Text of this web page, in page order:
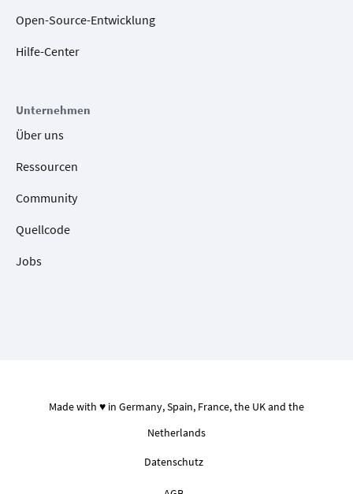
Open-Source-Entwicklung
Hilfe-Center
Unternehmen
Über uns
Ressourcen
Community
Quellcode
Jobs
Made with ♥ in Germany, Spain, France, the UK and the
Netherlands
Datenschutz